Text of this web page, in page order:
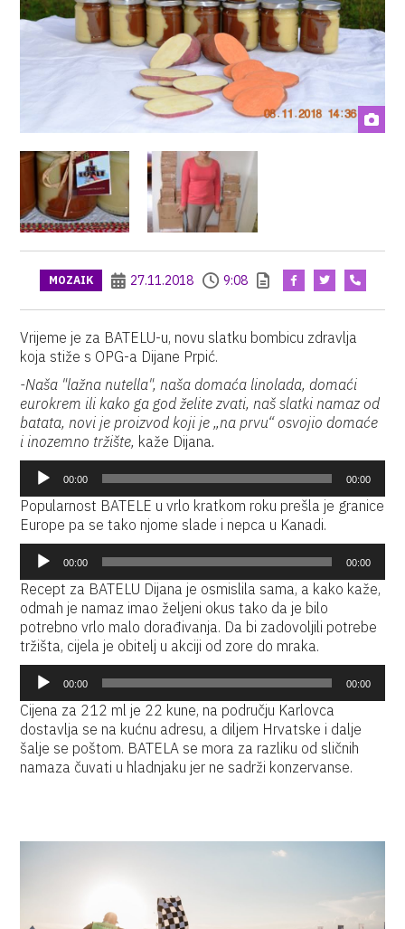
MOZAIK 27.11.2018 9:08
Vrijeme je za BATELU-u, novu slatku bombicu zdravlja
koja stiže s OPG-a Dijane Prpić.
-Naša "lažna nutella", naša domaća linolada, domaći
eurokrem ili kako ga god želite zvati, naš slatki namaz od
batata, novi je proizvod koji je „na prvu“ osvojio domaće
i inozemno tržište, kaže Dijana.
Reproduktor
audiozapisa
00:00 00:00
Popularnost BATELE u vrlo kratkom roku prešla je granice
Europe pa se tako njome slade i nepca u Kanadi.
Reproduktor
audiozapisa
00:00 00:00
Recept za BATELU Dijana je osmislila sama, a kako kaže,
odmah je namaz imao željeni okus tako da je bilo
potrebno vrlo malo dorađivanja. Da bi zadovoljili potrebe
tržišta, cijela je obitelj u akciji od zore do mraka.
Reproduktor
audiozapisa
00:00 00:00
Cijena za 212 ml je 22 kune, na području Karlovca
dostavlja se na kućnu adresu, a diljem Hrvatske i dalje
šalje se poštom. BATELA se mora za razliku od sličnih
namaza čuvati u hladnjaku jer ne sadrži konzervanse.